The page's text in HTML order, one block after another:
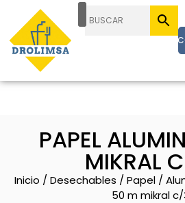
PAPEL
MIKRAL
Inicio / Desechables / Papel /
50 m mikral